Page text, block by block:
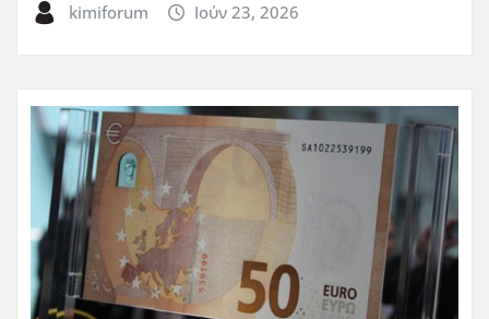
kimiforum Ιούν 23, 2026